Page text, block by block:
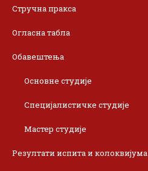
Стручна пракса
Огласна табла
Обавештења
Основне студије
Специјалистичке студије
Мастер студије
Резултати испита и колоквијума